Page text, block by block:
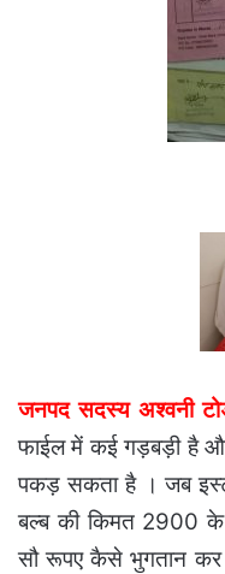
जनपद सदस्य अश्वनी
फाईल में कई गड़बड़ी है
पकड़ सकता है । जब
बल्ब की किमत 2900
सौ रूपए कैसे भुगतान कर